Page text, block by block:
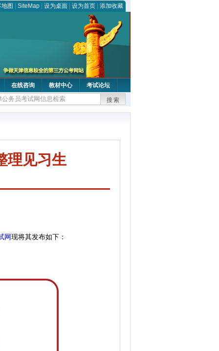
图 SiteMap 设为桌面 设为首页 添加收藏
在线咨询 教材中心 考试论坛
搜索
理见习生
网现将其发布如下：